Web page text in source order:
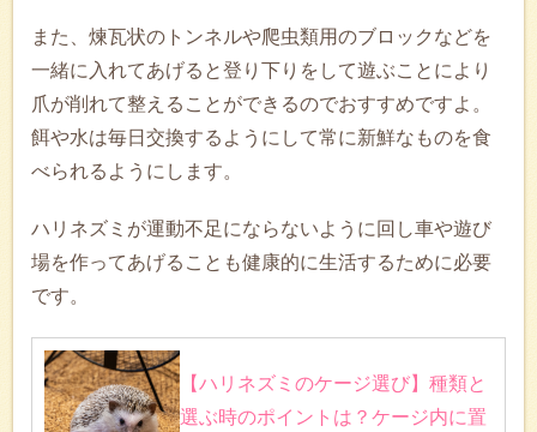
また、煉瓦状のトンネルや爬虫類用のブロックなどを
一緒に入れてあげると登り下りをして遊ぶことにより
爪が削れて整えることができるのでおすすめですよ。
餌や水は毎日交換するようにして常に新鮮なものを食
べられるようにします。
ハリネズミが運動不足にならないように回し車や遊び
場を作ってあげることも健康的に生活するために必要
です。
【ハリネズミのケージ選び】種類と
選ぶ時のポイントは？ケージ内に置